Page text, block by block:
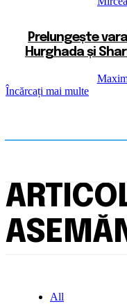
Prelungește
Hurghada și
Încărcați mai multe
All